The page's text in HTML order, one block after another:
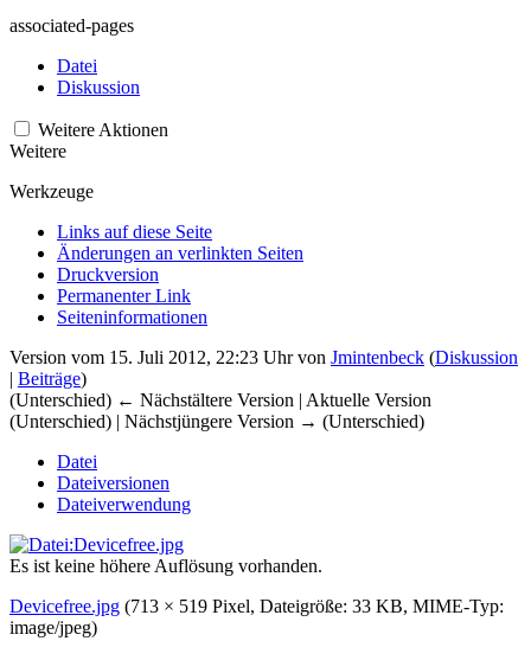
associated-pages
Datei
Diskussion
Weitere Aktionen
Weitere
Werkzeuge
Links auf diese Seite
Änderungen an verlinkten Seiten
Druckversion
Permanenter Link
Seiten­­informationen
Version vom 15. Juli 2012, 22:23 Uhr von Jmintenbeck (Diskussion
| Beiträge)
(Unterschied) ← Nächstältere Version | Aktuelle Version
(Unterschied) | Nächstjüngere Version → (Unterschied)
Datei
Dateiversionen
Dateiverwendung
Es ist keine höhere Auflösung vorhanden.
Devicefree.jpg (713 × 519 Pixel, Dateigröße: 33 KB, MIME-Typ:
image/jpeg)